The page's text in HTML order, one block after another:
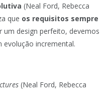
(Neal Ford, Rebecca
que os requisitos sempre
um design perfeito, devemos
evolução incremental.
(Neal Ford, Rebecca